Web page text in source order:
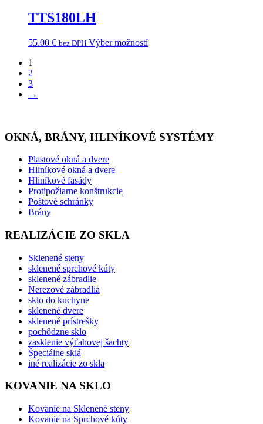
TTS180LH
55.00 € bez DPH Výber možností
1
2
3
→
OKNÁ, BRÁNY, HLINÍKOVÉ SYSTÉMY
Plastové okná a dvere
Hliníkové okná a dvere
Hliníkové fasády
Protipožiarne konštrukcie
Poštové schránky
Brány
REALIZÁCIE ZO SKLA
Sklenené steny
sklenené sprchové kúty
sklenené zábradlie
Nerezové zábradlia
sklo do kuchyne
sklenené dvere
sklenené prístrešky
pochôdzne sklo
zasklenie výťahovej šachty
Špeciálne sklá
iné realizácie zo skla
KOVANIE NA SKLO
Kovanie na Sklenené steny
Kovanie na Sprchové kúty